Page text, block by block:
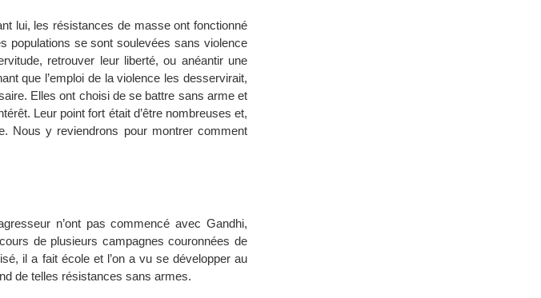
lui, les résistances de masse ont fonctionné
populations se sont soulevées sans violence
retrouver leur liberté, ou anéantir une
que l’emploi de la violence les desservirait,
Elles ont choisi de se battre sans arme et
Leur point fort était d’être nombreuses et,
Nous y reviendrons pour montrer comment
n’ont pas commencé avec Gandhi,
de plusieurs campagnes couronnées de
il a fait école et l’on a vu se développer au
de telles résistances sans armes.